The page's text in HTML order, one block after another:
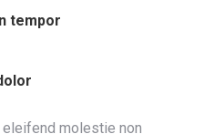
tempor
molestie non